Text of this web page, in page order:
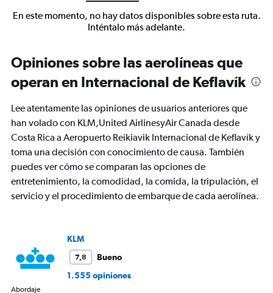
En este momento, no hay datos disponibles sobre esta ruta.
Inténtalo más adelante.
Opiniones sobre las aerolíneas que
operan en Internacional de Keflavík
Lee atentamente las opiniones de usuarios anteriores que
han volado con KLM,United AirlinesyAir Canada desde
Costa Rica a Aeropuerto Reikiavik Internacional de Keflavík y
toma una decisión con conocimiento de causa. También
puedes ver cómo se comparan las opciones de
entretenimiento, la comodidad, la comida, la tripulación, el
servicio y el procedimiento de embarque de cada aerolínea.
KLM
7,8
Bueno
1.555 opiniones
Abordaje